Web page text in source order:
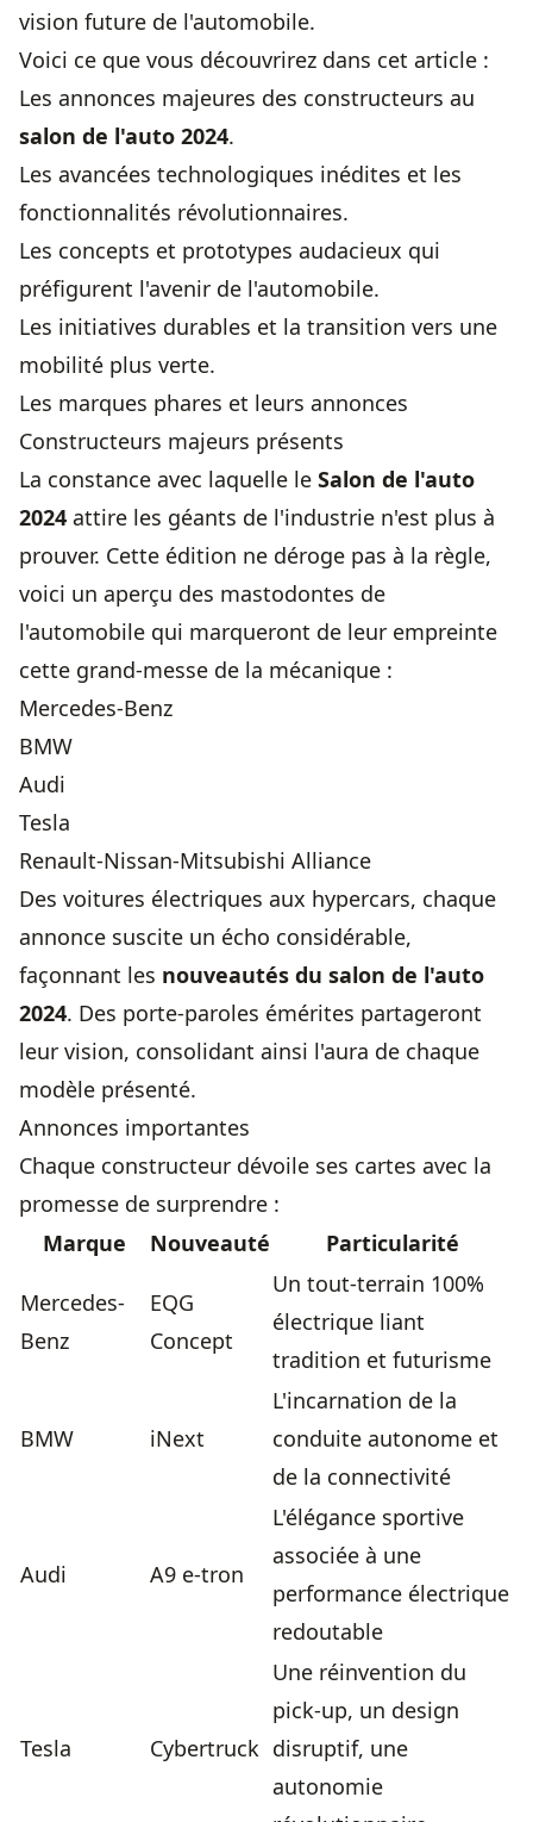
vision future de l'automobile.
Voici ce que vous découvrirez dans cet article :
Les annonces majeures des constructeurs au
salon de l'auto 2024.
Les avancées technologiques inédites et les
fonctionnalités révolutionnaires.
Les concepts et prototypes audacieux qui
préfigurent l'avenir de l'automobile.
Les initiatives durables et la transition vers une
mobilité plus verte.
Les marques phares et leurs annonces
Constructeurs majeurs présents
La constance avec laquelle le Salon de l'auto
2024 attire les géants de l'industrie n'est plus à
prouver. Cette édition ne déroge pas à la règle,
voici un aperçu des mastodontes de
l'automobile qui marqueront de leur empreinte
cette grand-messe de la mécanique :
Mercedes-Benz
BMW
Audi
Tesla
Renault-Nissan-Mitsubishi Alliance
Des voitures électriques aux hypercars, chaque
annonce suscite un écho considérable,
façonnant les nouveautés du salon de l'auto
2024. Des porte-paroles émérites partageront
leur vision, consolidant ainsi l'aura de chaque
modèle présenté.
Annonces importantes
Chaque constructeur dévoile ses cartes avec la
promesse de surprendre :
Marque
Nouveauté Particularité
Mercedes-
Benz
EQG
Concept
Un tout-terrain 100%
électrique liant
tradition et futurisme
BMW iNext
L'incarnation de la
conduite autonome et
de la connectivité
Audi A9 e-tron
L'élégance sportive
associée à une
performance électrique
redoutable
Tesla Cybertruck
Une réinvention du
pick-up, un design
disruptif, une
autonomie